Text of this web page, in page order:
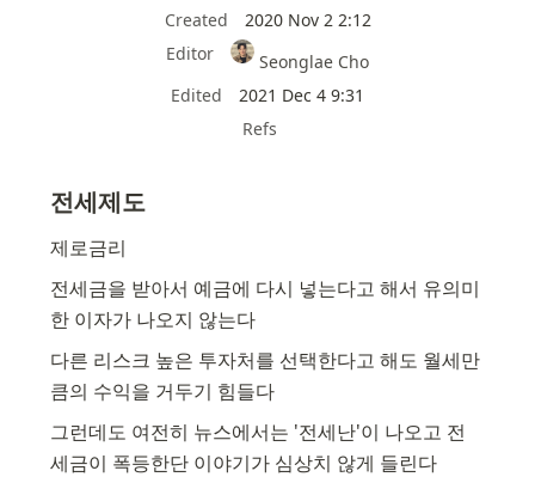
Created
2020 Nov 2 2:12
Editor
Seonglae Cho
Edited
2021 Dec 4 9:31
Refs
전세제도
제로금리
전세금을 받아서 예금에 다시 넣는다고 해서 유의미
한 이자가 나오지 않는다
다른 리스크 높은 투자처를 선택한다고 해도 월세만
큼의 수익을 거두기 힘들다
그런데도 여전히 뉴스에서는 '전세난'이 나오고 전
세금이 폭등한단 이야기가 심상치 않게 들린다